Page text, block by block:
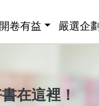
卷有益 嚴選企劃
在這裡！